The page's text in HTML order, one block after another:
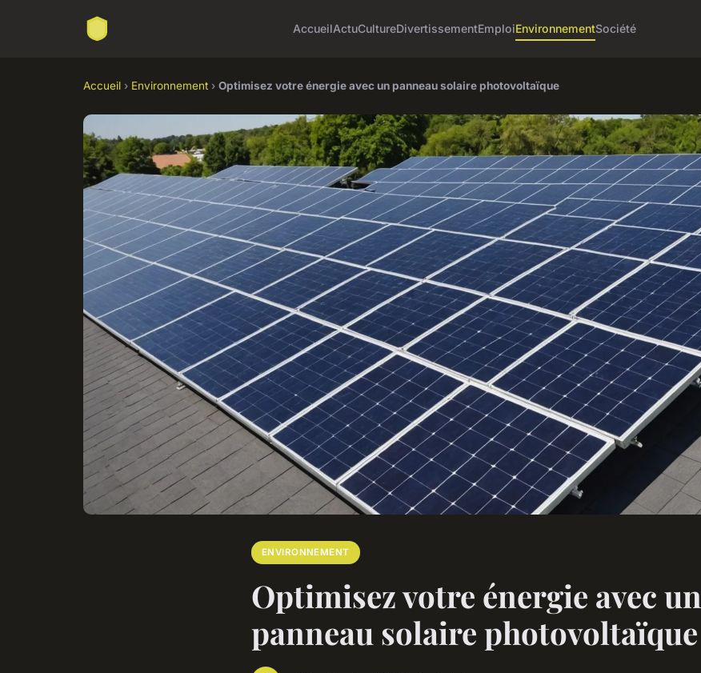
AccueilActuCultureDivertissementEmploiEnvironnementSociété
Accueil › Environnement › Optimisez votre énergie avec un panneau solaire photovoltaïque
ENVIRONNEMENT
Optimisez votre énergie avec un
panneau solaire photovoltaïque